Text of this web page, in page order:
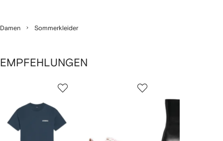
Damen Sommerkleider
EMPFEHLUNGEN
12